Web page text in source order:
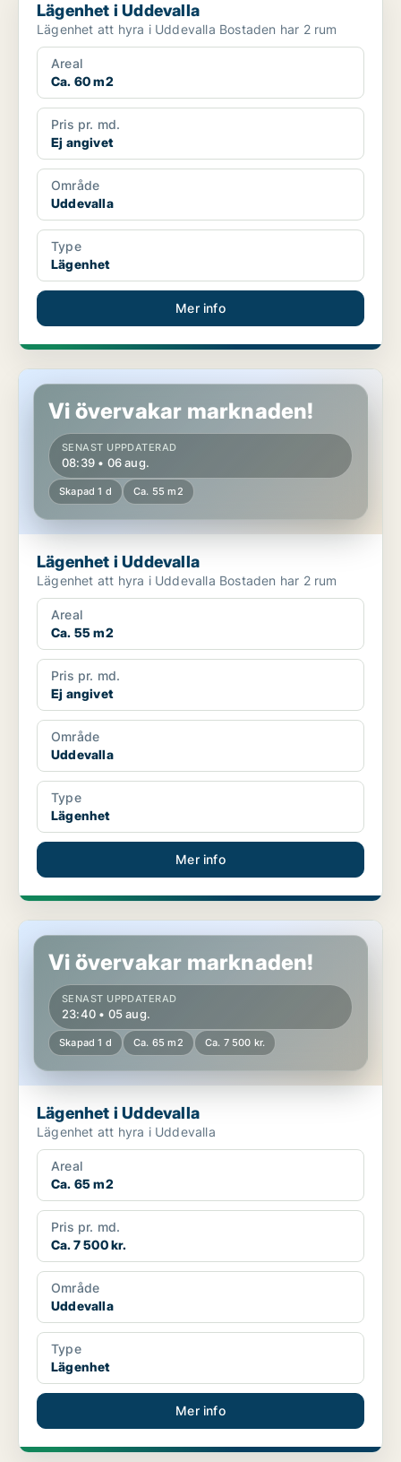
Lägenhet i Uddevalla
Lägenhet att hyra i Uddevalla Bostaden har 2 rum
Areal
Ca. 60 m2
Pris pr. md.
Ej angivet
Område
Uddevalla
Type
Lägenhet
Mer info
Lägenhet i Uddevalla
Vi övervakar marknaden!
SENAST UPPDATERAD
08:39 • 06 aug.
Skapad 1 d Ca. 55 m2
Lägenhet i Uddevalla
Lägenhet att hyra i Uddevalla Bostaden har 2 rum
Areal
Ca. 55 m2
Pris pr. md.
Ej angivet
Område
Uddevalla
Type
Lägenhet
Mer info
Lägenhet i Uddevalla
Vi övervakar marknaden!
SENAST UPPDATERAD
23:40 • 05 aug.
Skapad 1 d Ca. 65 m2 Ca. 7 500 kr.
Lägenhet i Uddevalla
Lägenhet att hyra i Uddevalla
Areal
Ca. 65 m2
Pris pr. md.
Ca. 7 500 kr.
Område
Uddevalla
Type
Lägenhet
Mer info